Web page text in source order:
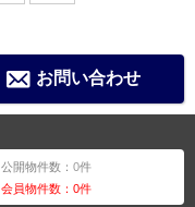
お問い合わせ
公開物件数：0件
会員物件数：0件